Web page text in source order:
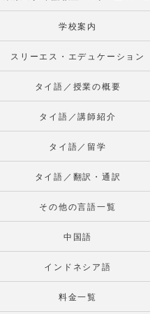
学校案内
スリーエス・エデュケーション
タイ語／授業の概要
タイ語／講師紹介
タイ語／留学
タイ語／翻訳・通訳
その他の言語一覧
中国語
インドネシア語
料金一覧